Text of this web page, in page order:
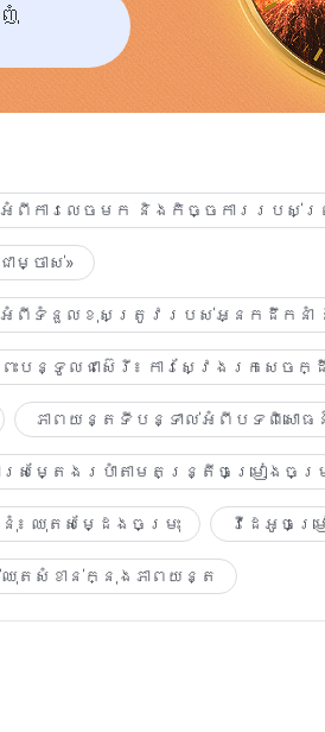
លាស់ប្ដូរ...
ាំងអស់កំពុងផ្លាស់ប្ដូរ...
ាំថ្វាយព្រះជាម្ចាស់!
រីចុះ!
ើយ!
ចុះ!
ជាមហាក្សត្រ...
ាស់ដោយភ្នែករបស់ពួកគេផ្ទាល់
ត្រចៀករបស់ពួកគេផ្ទាល់
អំពីការលេចមក និងកិច្ចការរបស់ព្រ
ម្ចាស់»
ដីអំពីទំនួលខុសត្រូវរបស់អ្នកដឹកនាំ
ះបន្ទូលជាស៊េរី៖ ការស្វែងរកសេច
ភាពយន្តទីបន្ទាល់អំពីបទពិសោ
រសម្តែងរបាំតាមតន្ត្រីចម្រៀងចម្រុ
ឈុតសម្ដែងចម្រុះ វីដេអូចម្រ
ត​សំខាន់​ក្នុង​ភាព​យន្ត